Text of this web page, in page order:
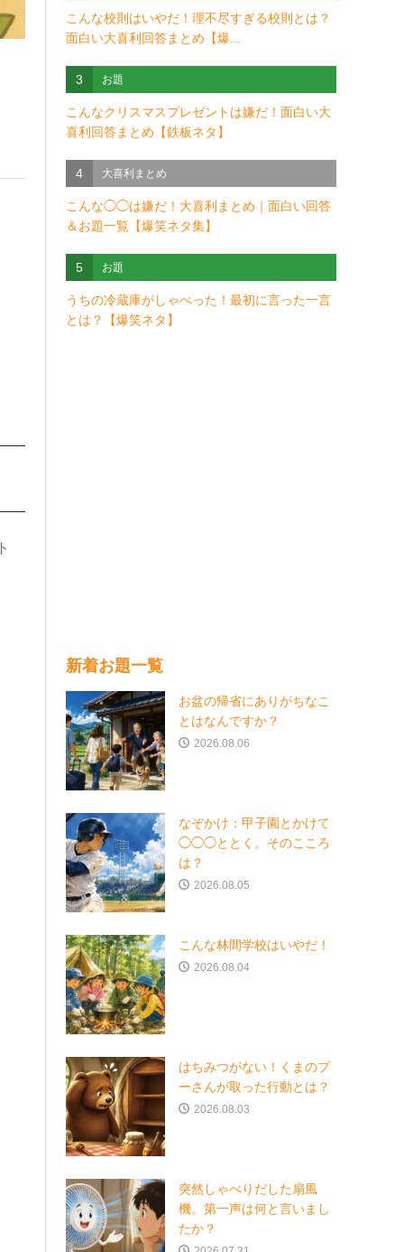
こんな校則はいやだ！理不尽すぎる校則とは？
面白い大喜利回答まとめ【爆...
3 お題
こんなクリスマスプレゼントは嫌だ！面白い大
喜利回答まとめ【鉄板ネタ】
4 大喜利まとめ
こんな◯◯は嫌だ！大喜利まとめ｜面白い回答
＆お題一覧【爆笑ネタ集】
5 お題
うちの冷蔵庫がしゃべった！最初に言った一言
とは？【爆笑ネタ】
新着お題一覧
お盆の帰省にありがちなこ
とはなんですか？
2026.08.06
なぞかけ：甲子園とかけて
◯◯◯ととく。そのこころ
は？
2026.08.05
こんな林間学校はいやだ！
2026.08.04
はちみつがない！くまのプ
ーさんが取った行動とは？
2026.08.03
突然しゃべりだした扇風
機。第一声は何と言いまし
たか？